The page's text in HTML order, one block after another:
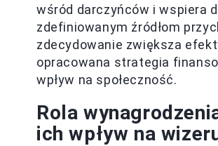
wśród darczyńców i wspiera
zdefiniowanym źródłom
zdecydowanie zwiększa
opracowana strategia
wpływ na społeczność.
Rola
ich wpływ na